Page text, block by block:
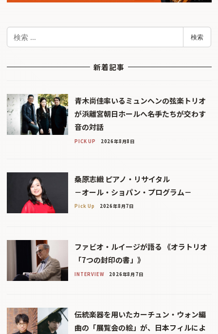
検
索
検索
新着記事
青木尚佳率いるミュンヘンの弦楽トリオ
が浜離宮朝日ホールへ――名手たちが交わす
音の対話
PICK UP 2026年8月8日
桑原志織 ピアノ・リサイタル
－オール・ショパン・プログラム－
Pick Up 2026年8月7日
ファビオ・ルイージが語る 《オラトリオ
「7つの封印の書」》
INTERVIEW 2026年8月7日
伝統楽器を用いたカーチュン・ウォン編
曲の「展覧会の絵」が、日本フィルによ